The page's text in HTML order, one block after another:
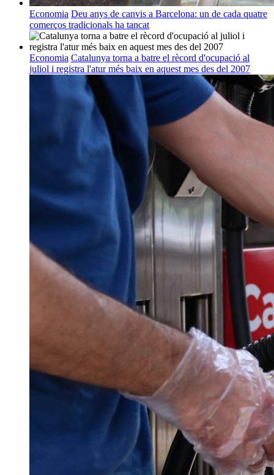
Economia Deu anys de canvis a Barcelona: un de cada quatre
comerços tradicionals ha tancat
Economia Catalunya torna a batre el rècord d'ocupació al
juliol i registra l'atur més baix en aquest mes des del 2007